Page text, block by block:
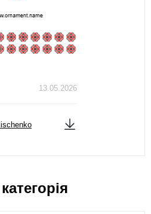
13.05.2026